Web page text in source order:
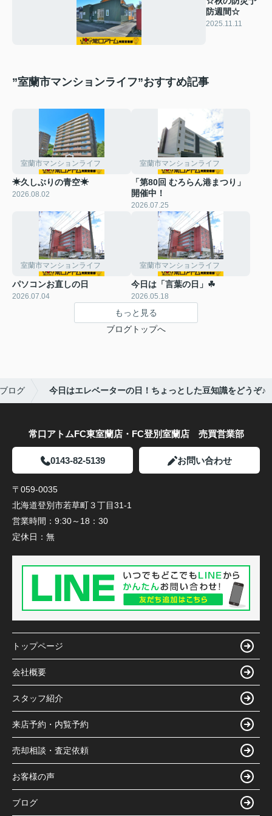
防週間☆
2025.11.11
”室蘭市マンションライフ”おすすめ記事
室蘭市マンションライフ
☀久しぶりの青空☀
2026.08.02
室蘭市マンションライフ
「第80回 むろらん港まつり」
開催中！
2026.07.25
室蘭市マンションライフ
パソコンお直しの日
2026.07.04
室蘭市マンションライフ
今日は「言葉の日」☘
2026.05.18
もっと見る
ブログトップへ
ブログ 今日はエレベーターの日！ちょっとした豆知識をどうぞ♪
常口アトムFC東室蘭店・FC登別室蘭店 売買営業部
0143-82-5139 お問い合わせ
〒059-0035
北海道登別市若草町３丁目31-1
営業時間： 9:30～18：30
定休日： 無
トップページ
会社概要
スタッフ紹介
来店予約・内覧予約
売却相談・査定依頼
お客様の声
ブログ